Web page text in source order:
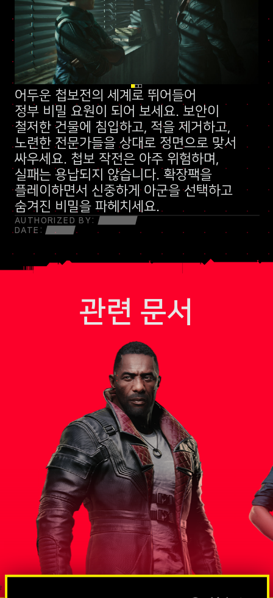
어두운 첩보전의 세계로 뛰어들어
정부 비밀 요원이 되어 보세요. 보안이
철저한 건물에 침입하고, 적을 제거하고,
노련한 전문가들을 상대로 정면으로 맞서
싸우세요. 첩보 작전은 아주 위험하며,
실패는 용납되지 않습니다. 확장팩을
플레이하면서 신중하게 아군을 선택하고
숨겨진 비밀을 파헤치세요.
AUTHORIZED BY:
DATE:
말보다 총알이 먼저 나가는 민병대
신규 스킬 트리
관련 문서
대통령
방대한 규모의 스파이 및 넷러너망
솔로몬 리
도그타운